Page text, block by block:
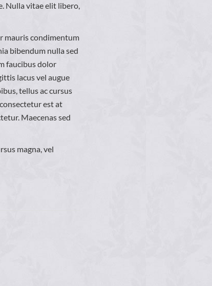
Nulla vitae elit libero,
mauris condimentum
bibendum nulla sed
faucibus dolor
lacus vel augue
tellus ac cursus
est at
Maecenas sed
magna, vel